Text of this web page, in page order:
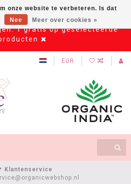
1 gratis op geselecteerde
EUR
Klantenservice
onze website te verbeteren. Is dat
Nee Meer over cookies »